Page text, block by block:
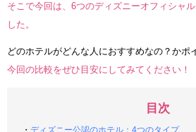
そこで今回は、6つのディズニーオフィシャ
した。
どのホテルがどんな人におすすめなの？かポ
今回の比較をぜひ目安にしてみてください！
目次